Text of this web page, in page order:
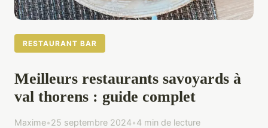
RESTAURANT BAR
Meilleurs restaurants savoyards à
val thorens : guide complet
Maxime•25 septembre 2024•4 min de lecture